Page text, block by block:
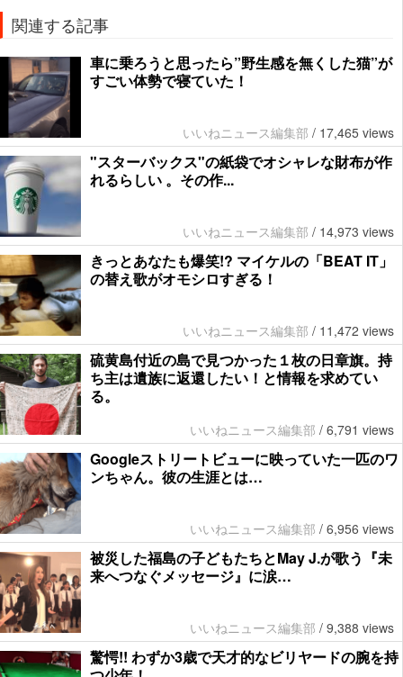
関連する記事
車に乗ろうと思ったら”野生感を無くした猫”が
すごい体勢で寝ていた！
いいねニュース編集部 / 17,465 views
"スターバックス"の紙袋でオシャレな財布が作
れるらしい 。その作...
いいねニュース編集部 / 14,973 views
きっとあなたも爆笑!? マイケルの「BEAT IT」
の替え歌がオモシロすぎる！
いいねニュース編集部 / 11,472 views
硫黄島付近の島で見つかった１枚の日章旗。持
ち主は遺族に返還したい！と情報を求めてい
る。
いいねニュース編集部 / 6,791 views
Googleストリートビューに映っていた一匹のワ
ンちゃん。彼の生涯とは…
いいねニュース編集部 / 6,956 views
被災した福島の子どもたちとMay J.が歌う『未
来へつなぐメッセージ』に涙…
いいねニュース編集部 / 9,388 views
驚愕!! わずか3歳で天才的なビリヤードの腕を持